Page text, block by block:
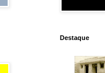
Destaque